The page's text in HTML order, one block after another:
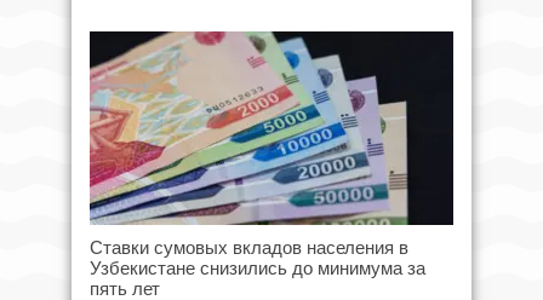
Ставки сумовых вкладов населения в
Узбекистане снизились до минимума за
пять лет